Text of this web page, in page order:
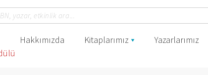
Hakkımızda Kitaplarımız Yazarlarımız